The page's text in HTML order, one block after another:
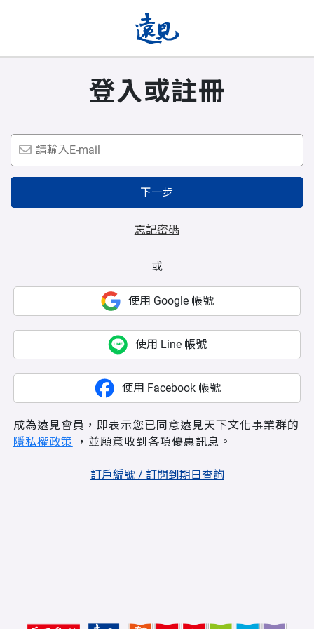
登入或註冊
下一步
忘記密碼
或
使用 Google 帳號
使用 Line 帳號
使用 Facebook 帳號
成為遠見會員，即表示您已同意遠見天下文化事業群的
隱私權政策 ，並願意收到各項優惠訊息。
訂戶編號 / 訂閱到期日查詢